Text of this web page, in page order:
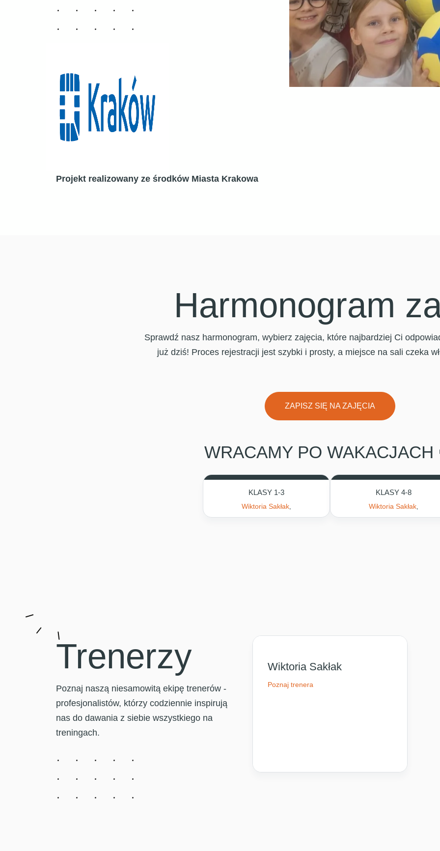
Projekt realizowany ze środków Miasta Krakowa
Harmonogram
Sprawdź nasz harmonogram, wybierz zajęcia, które najbardziej Ci
już dziś! Proces rejestracji jest szybki i prosty, a miejsce na sali czeka
ZAPISZ SIĘ NA ZAJĘCIA
WRACAMY PO WAKACJACH
KLASY 1-3
Wiktoria Sakłak,
KLASY 4-8
Wiktoria Sakłak,
Trenerzy
Poznaj naszą niesamowitą ekipę trenerów -
profesjonalistów, którzy codziennie inspirują
nas do dawania z siebie wszystkiego na
treningach.
Wiktoria Sakłak
Poznaj trenera